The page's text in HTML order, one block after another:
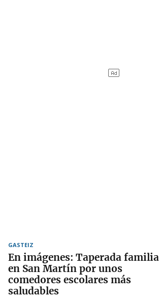
GASTEIZ
En imágenes: Taperada
en San Martín por unos
comedores escolares más
saludables